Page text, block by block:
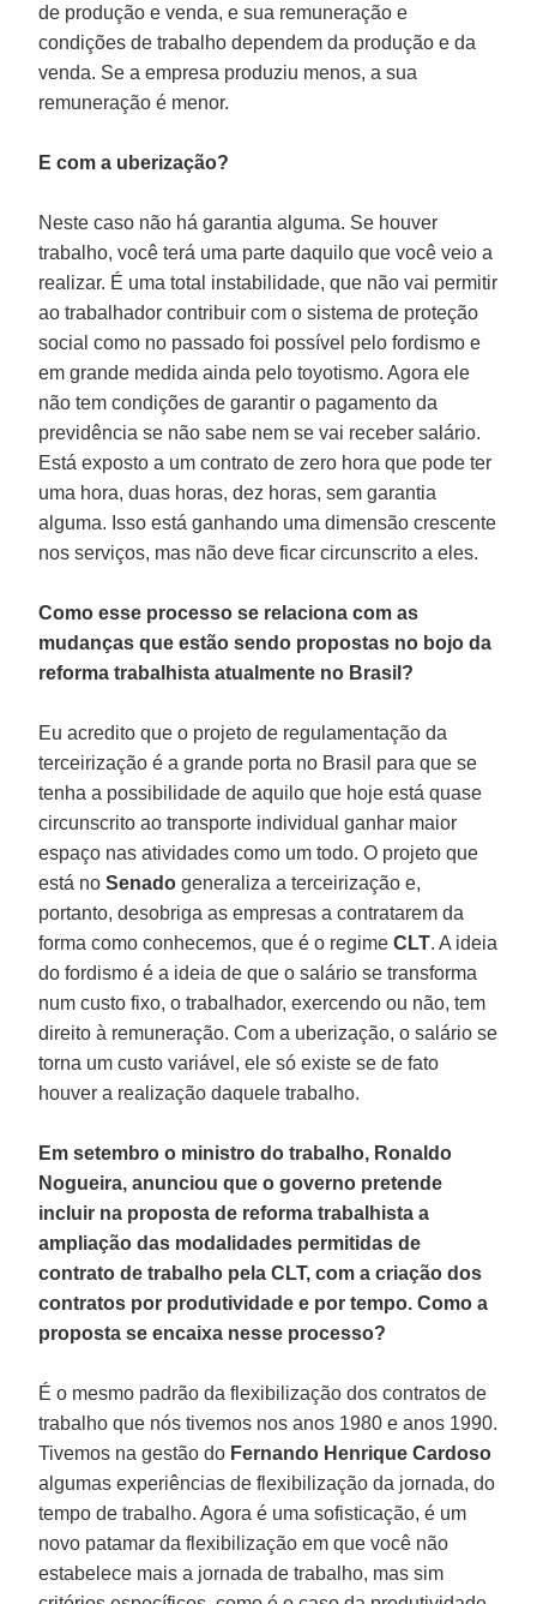
de produção e venda, e sua remuneração e
condições de trabalho dependem da produção e da
venda. Se a empresa produziu menos, a sua
remuneração é menor.
E com a uberização?
Neste caso não há garantia alguma. Se houver
trabalho, você terá uma parte daquilo que você veio a
realizar. É uma total instabilidade, que não vai permitir
ao trabalhador contribuir com o sistema de proteção
social como no passado foi possível pelo fordismo e
em grande medida ainda pelo toyotismo. Agora ele
não tem condições de garantir o pagamento da
previdência se não sabe nem se vai receber salário.
Está exposto a um contrato de zero hora que pode ter
uma hora, duas horas, dez horas, sem garantia
alguma. Isso está ganhando uma dimensão crescente
nos serviços, mas não deve ficar circunscrito a eles.
Como esse processo se relaciona com as
mudanças que estão sendo propostas no bojo da
reforma trabalhista atualmente no Brasil?
Eu acredito que o projeto de regulamentação da
terceirização é a grande porta no Brasil para que se
tenha a possibilidade de aquilo que hoje está quase
circunscrito ao transporte individual ganhar maior
espaço nas atividades como um todo. O projeto que
está noSenado generaliza a terceirização e,
portanto, desobriga as empresas a contratarem da
forma como conhecemos, que é o regimeCLT. A ideia
do fordismo é a ideia de que o salário se transforma
num custo fixo, o trabalhador, exercendo ou não, tem
direito à remuneração. Com a uberização, o salário se
torna um custo variável, ele só existe se de fato
houver a realização daquele trabalho.
Em setembro o ministro do trabalho, Ronaldo
Nogueira, anunciou que o governo pretende
incluir na proposta de reforma trabalhista a
ampliação das modalidades permitidas de
contrato de trabalho pela CLT, com a criação dos
contratos por produtividade e por tempo. Como a
proposta se encaixa nesse processo?
É o mesmo padrão da flexibilização dos contratos de
trabalho que nós tivemos nos anos 1980 e anos 1990.
Tivemos na gestão do Fernando Henrique Cardoso
algumas experiências de flexibilização da jornada, do
tempo de trabalho. Agora é uma sofisticação, é um
novo patamar da flexibilização em que você não
estabelece mais a jornada de trabalho, mas sim